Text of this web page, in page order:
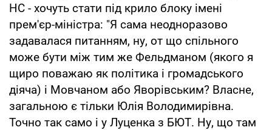
НС - хочуть стати під крило блоку імені
прем'єр-міністра: "Я сама неодноразово
задавалася питанням, ну, от що спільного
може бути між тим же Фельдманом (якого я
щиро поважаю як політика і громадського
діяча) і Мовчаном або Яворівським? Власне,
загальною є тільки Юлія Володимирівна.
Точно так само і у Луценка з БЮТ. Ну, що там